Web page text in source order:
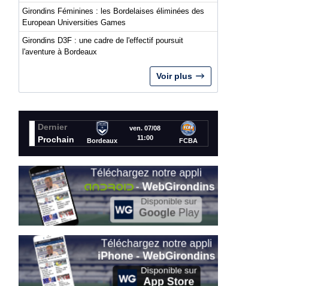
Girondins Féminines : les Bordelaises éliminées des
European Universities Games
Girondins D3F : une cadre de l'effectif poursuit
l'aventure à Bordeaux
Voir plus
Dernier
Prochain
Bordeaux
ven. 07/08
11:00
FCBA